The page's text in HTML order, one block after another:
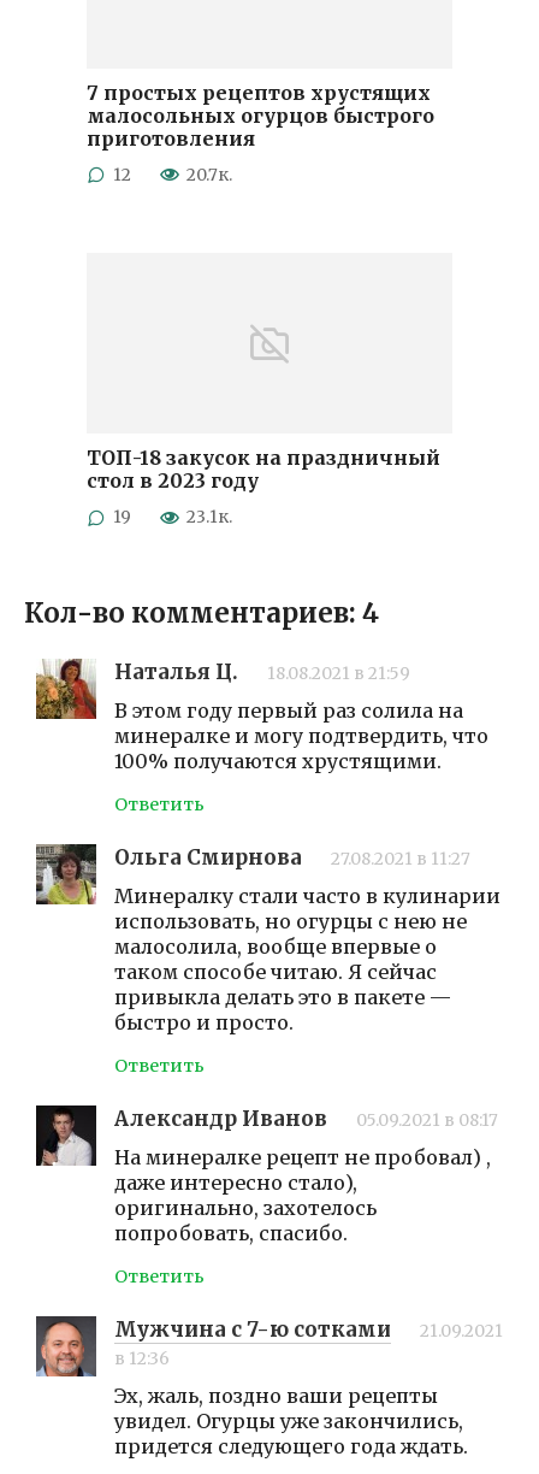
7 простых рецептов хрустящих
малосольных огурцов быстрого
приготовления
12 20.7к.
ТОП-18 закусок на праздничный
стол в 2023 году
19 23.1к.
Кол-во комментариев: 4
Наталья Ц. 18.08.2021 в 21:59
В этом году первый раз солила на
минералке и могу подтвердить, что
100% получаются хрустящими.
Ответить
Ольга Смирнова 27.08.2021 в 11:27
Минералку стали часто в кулинарии
использовать, но огурцы с нею не
малосолила, вообще впервые о
таком способе читаю. Я сейчас
привыкла делать это в пакете —
быстро и просто.
Ответить
Александр Иванов 05.09.2021 в 08:17
На минералке рецепт не пробовал) ,
даже интересно стало),
оригинально, захотелось
попробовать, спасибо.
Ответить
Мужчина с 7-ю сотками
21.09.2021
в 12:36
Эх, жаль, поздно ваши рецепты
увидел. Огурцы уже закончились,
придется следующего года ждать.